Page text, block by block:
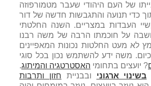
של העם היהודי שעבר מטמורפוזה
כדי תנועה והתגבשות חדשה של דור
העבדות במצריים. השנה החלטתי
על חוכמתו הרבה של משה רבנו
לא מעט החלטות נכונות המאפיינים
כיום. משה ידע להשתמש נכון בכל סוגי
? יועצים בתחומי האסטרטגיה והמיתוג.
בשינוי ארגוני ובבניית חזון ותרבות